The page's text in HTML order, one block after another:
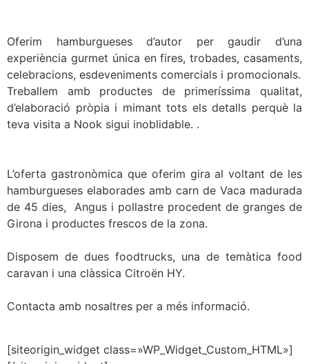
Oferim hamburgueses d’autor per gaudir d’una
experiència gurmet única en fires, trobades, casaments,
celebracions, esdeveniments comercials i promocionals.
Treballem amb productes de primeríssima qualitat,
d’elaboració pròpia i mimant tots els detalls perquè la
teva visita a Nook sigui inoblidable. .
L’oferta gastronòmica que oferim gira al voltant de les
hamburgueses elaborades amb carn de Vaca madurada
de 45 dies, Angus i pollastre procedent de granges de
Girona i productes frescos de la zona.
Disposem de dues foodtrucks, una de temàtica food
caravan i una clàssica Citroën HY.
Contacta amb nosaltres per a més informació.
[siteorigin_widget class=»WP_Widget_Custom_HTML»]